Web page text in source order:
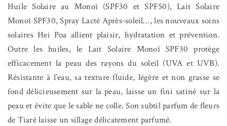
Huile Solaire au Monoï (SPF30 et SPF50), Lait Solaire
Monoï SPF30, Spray Lacté Après-soleil…, les nouveaux soins
solaires Hei Poa allient plaisir, hydratation et prévention.
Outre les huiles, le Lait Solaire Monoï SPF30 protège
efficacement la peau des rayons du soleil (UVA et UVB).
Résistante à l’eau, sa texture fluide, légère et non grasse se
fond délicieusement sur la peau, laisse un fini satiné sur la
peau et évite que le sable ne colle. Son subtil parfum de fleurs
de Tiaré laisse un sillage délicatement parfumé.